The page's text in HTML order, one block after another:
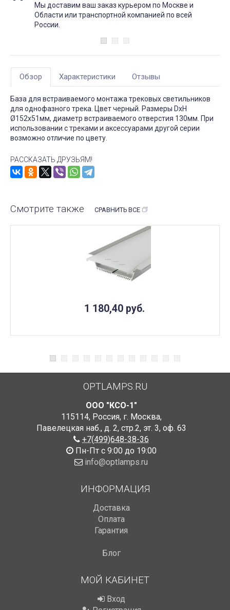
Мы доставим ваш заказ курьером по Москве и
Области или транспортной компанией по всей
России.
Обзор Характеристики Отзывы
База для встраиваемого монтажа трековых светильников
для однофазного трека. Цвет черный. Размеры DxH
Ø152x51мм, диаметр встраиваемого отверстия 130мм. При
использовании с треками и аксессуарами другой серии
возможно отличие по цвету.
РАССКАЗАТЬ ДРУЗЬЯМ!
Смотрите также СРАВНИТЬ ВСЕ
1 180,40 руб.
OPTLAMPS.RU
ООО "КСО-1"
115114, Россия, г. Москва,
Павелецкая наб., д. 2, стр.2, эт. 3, оф. 63
+7(499)648-38-36
Пн-Пт с 9:00 до 19:00
info@optlamps.ru
ИНФОРМАЦИЯ
Доставка
Оплата
Гарантия
Блог
МОЙ КАБИНЕТ
Вход